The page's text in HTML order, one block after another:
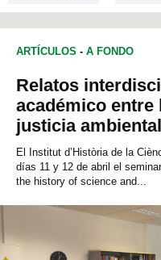
ARTÍCULOS - A FONDO
Relatos
académico
justicia ambiental
El Institut d’Història de la
días 11 y 12 de abril el
the history of science and...